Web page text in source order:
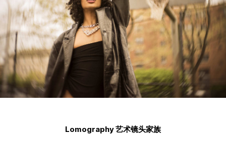
Lomography 艺术镜头家族